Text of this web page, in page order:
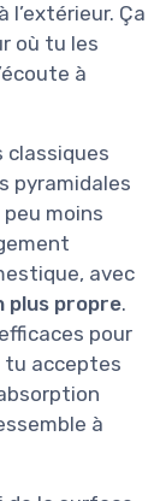
Ça
où tu les
à
classiques
pyramidales
moins
avec
plus propre.
pour
tu acceptes
à